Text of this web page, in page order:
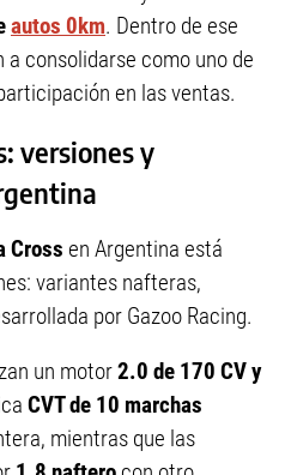
autos 0km. Dentro de ese
consolidarse como uno de
en las ventas.
versiones y
Cross en Argentina está
variantes nafteras,
por Gazoo Racing.
un motor2.0 de 170 CV y
CVT de 10 marchas
mientras que las